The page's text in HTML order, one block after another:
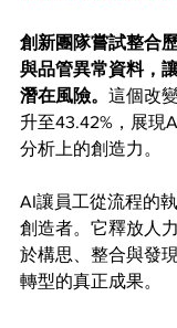
創新團隊嘗試整合
與品管異常資料，
潛在風險。 這個改
升至43.42%，展現
分析上的創造力。
AI讓員工從流程的
創造者。它釋放人
於構思、整合與發
轉型的真正成果。